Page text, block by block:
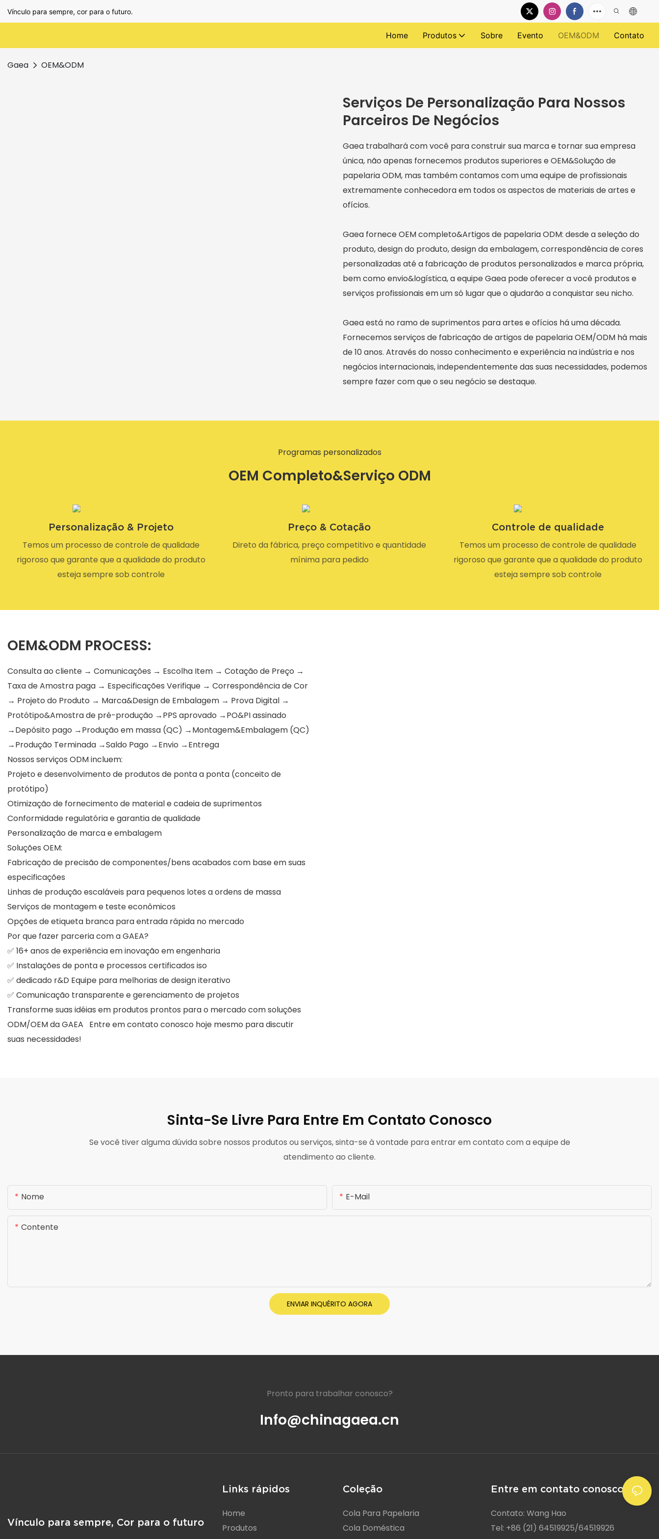
Vínculo para sempre, cor para o futuro.
Home Produtos Sobre Evento OEM&ODM Contato
Gaea OEM&ODM
Serviços De Personalização Para Nossos
Parceiros De Negócios
Gaea trabalhará com você para construir sua marca e tornar sua empresa
única, não apenas fornecemos produtos superiores e OEM&Solução de
papelaria ODM, mas também contamos com uma equipe de profissionais
extremamente conhecedora em todos os aspectos de materiais de artes e
ofícios.
Gaea fornece OEM completo&Artigos de papelaria ODM: desde a seleção do
produto, design do produto, design da embalagem, correspondência de cores
personalizadas até a fabricação de produtos personalizados e marca própria,
bem como envio&logística, a equipe Gaea pode oferecer a você produtos e
serviços profissionais em um só lugar que o ajudarão a conquistar seu nicho.
Gaea está no ramo de suprimentos para artes e ofícios há uma década.
Fornecemos serviços de fabricação de artigos de papelaria OEM/ODM há mais
de 10 anos. Através do nosso conhecimento e experiência na indústria e nos
negócios internacionais, independentemente das suas necessidades, podemos
sempre fazer com que o seu negócio se destaque.
Programas personalizados
OEM Completo&Serviço ODM
Personalização & Projeto
Temos um processo de controle de qualidade
rigoroso que garante que a qualidade do produto
esteja sempre sob controle
Preço & Cotação
Direto da fábrica, preço competitivo e quantidade
mínima para pedido
Controle de qualidade
Temos um processo de controle de qualidade
rigoroso que garante que a qualidade do produto
esteja sempre sob controle
OEM&ODM PROCESS:
Consulta ao cliente → Comunicações → Escolha Item → Cotação de Preço →
Taxa de Amostra paga → Especificações Verifique → Correspondência de Cor
→ Projeto do Produto → Marca&Design de Embalagem → Prova Digital →
Protótipo&Amostra de pré-produção →PPS aprovado →PO&PI assinado
→Depósito pago →Produção em massa (QC) →Montagem&Embalagem (QC)
→Produção Terminada →Saldo Pago →Envio →Entrega
Nossos serviços ODM incluem:
Projeto e desenvolvimento de produtos de ponta a ponta (conceito de
protótipo)
Otimização de fornecimento de material e cadeia de suprimentos
Conformidade regulatória e garantia de qualidade
Personalização de marca e embalagem
Soluções OEM:
Fabricação de precisão de componentes/bens acabados com base em suas
especificações
Linhas de produção escaláveis ​​para pequenos lotes a ordens de massa
Serviços de montagem e teste econômicos
Opções de etiqueta branca para entrada rápida no mercado
Por que fazer parceria com a GAEA?
✅ 16+ anos de experiência em inovação em engenharia
✅ Instalações de ponta e processos certificados iso
✅ dedicado r&D Equipe para melhorias de design iterativo
✅ Comunicação transparente e gerenciamento de projetos
Transforme suas idéias em produtos prontos para o mercado com soluções
ODM/OEM da GAEA Entre em contato conosco hoje mesmo para discutir
suas necessidades!
Sinta-Se Livre Para Entre Em Contato Conosco
Se você tiver alguma dúvida sobre nossos produtos ou serviços, sinta-se à vontade para entrar em contato com a equipe de
atendimento ao cliente.
Nome E-Mail
Contente
ENVIAR INQUÉRITO AGORA
Pronto para trabalhar conosco?
Info@chinagaea.cn
Links rápidos
Home
Produtos
Coleção
Cola Para Papelaria
Cola Doméstica
Entre em contato conosco
Contato: Wang Hao
Tel: +86 (21) 64519925/64519926